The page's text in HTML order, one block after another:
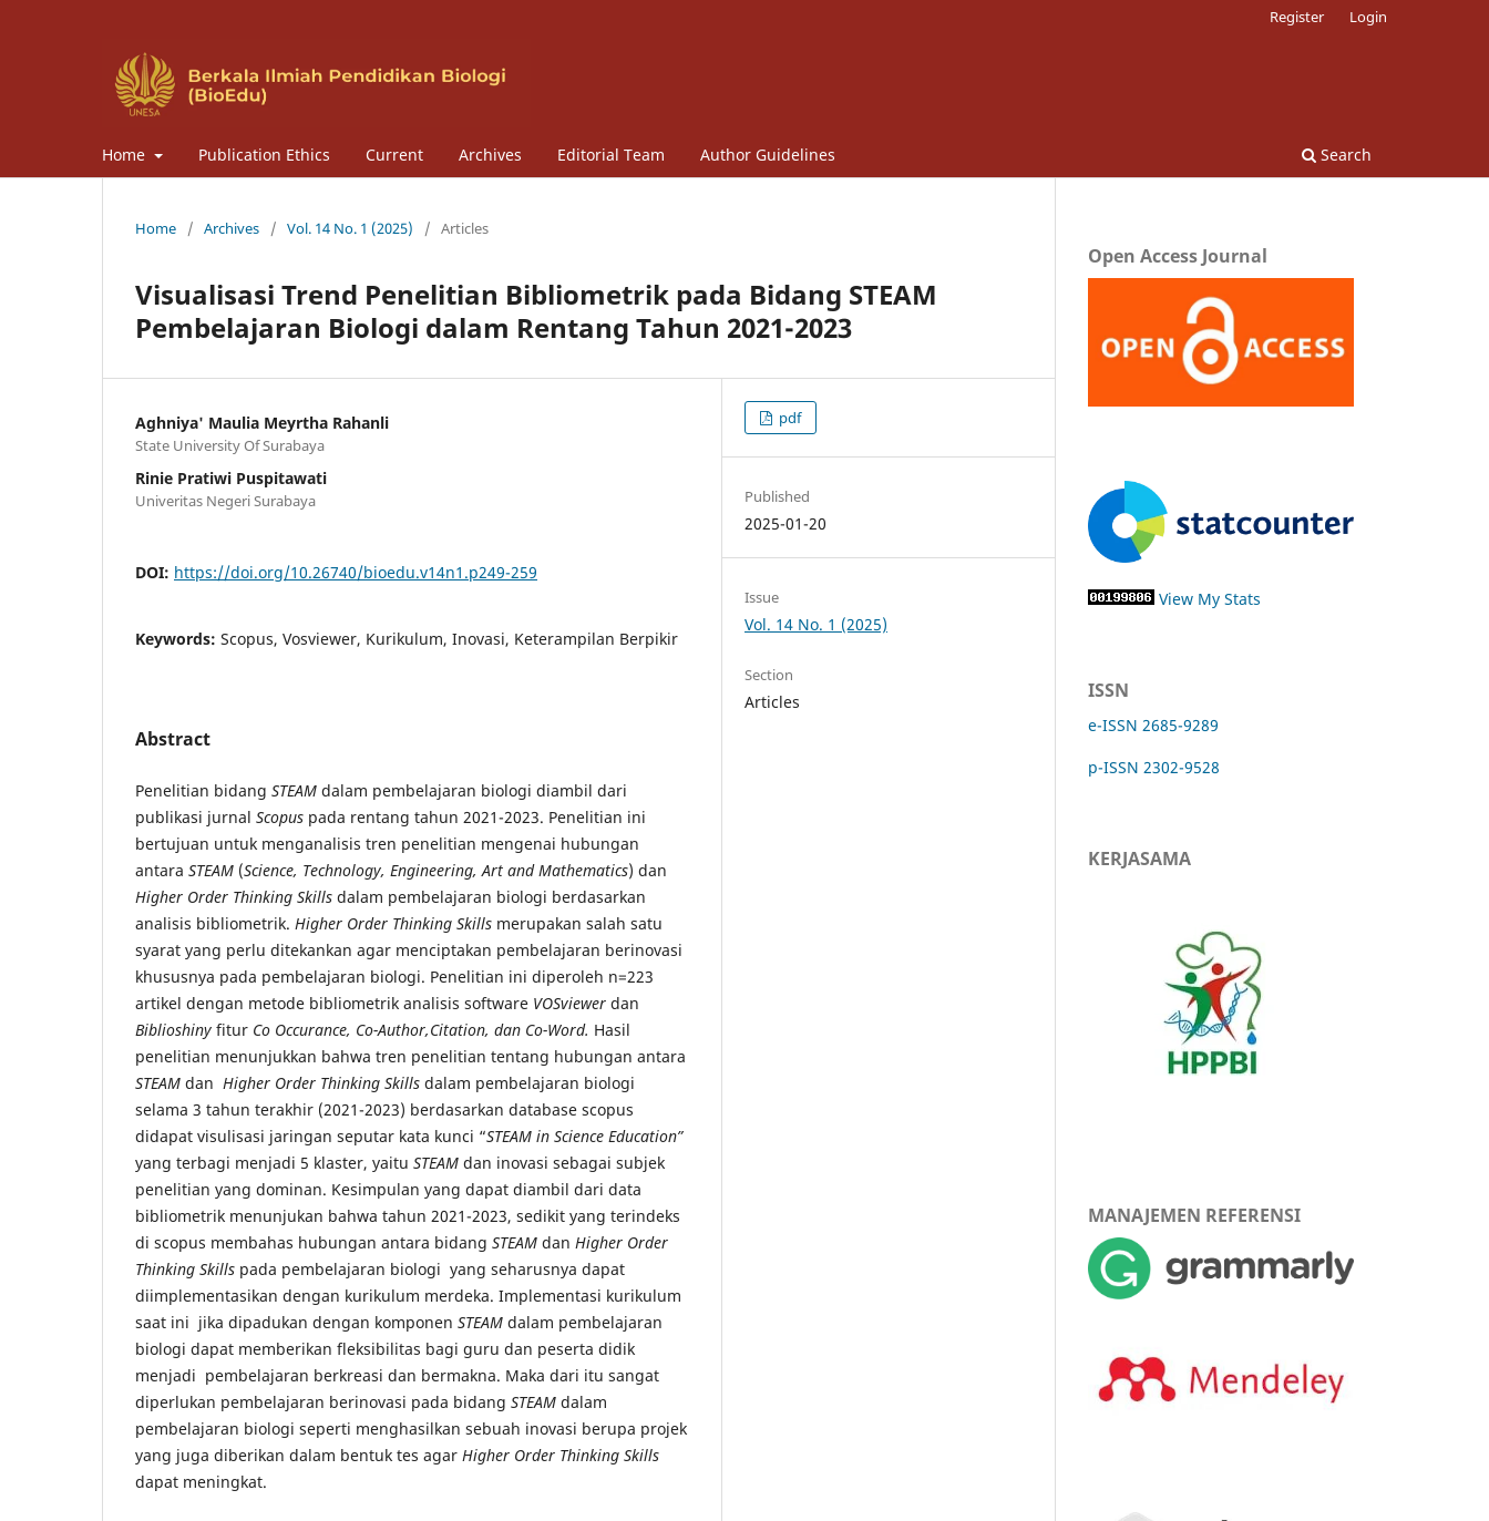
Home Publication Ethics Current Archives Editorial Team Author Guidelines Search
Register Login
Home / Archives / Vol. 14 No. 1 (2025) / Articles
Visualisasi Trend Penelitian Bibliometrik pada Bidang STEAM
Pembelajaran Biologi dalam Rentang Tahun 2021-2023
Aghniya' Maulia Meyrtha Rahanli
State University Of Surabaya
Rinie Pratiwi Puspitawati
Univeritas Negeri Surabaya
DOI: https://doi.org/10.26740/bioedu.v14n1.p249-259
Keywords: Scopus, Vosviewer, Kurikulum, Inovasi, Keterampilan Berpikir
Abstract
Penelitian bidang STEAM dalam pembelajaran biologi diambil dari
publikasi jurnal Scopus pada rentang tahun 2021-2023. Penelitian ini
bertujuan untuk menganalisis tren penelitian mengenai hubungan
antara STEAM (Science, Technology, Engineering, Art and Mathematics) dan
Higher Order Thinking Skills dalam pembelajaran biologi berdasarkan
analisis bibliometrik. Higher Order Thinking Skills merupakan salah satu
syarat yang perlu ditekankan agar menciptakan pembelajaran berinovasi
khususnya pada pembelajaran biologi. Penelitian ini diperoleh n=223
artikel dengan metode bibliometrik analisis software VOSviewer dan
Biblioshiny fitur Co Occurance, Co-Author,Citation, dan Co-Word. Hasil
penelitian menunjukkan bahwa tren penelitian tentang hubungan antara
STEAM dan Higher Order Thinking Skills dalam pembelajaran biologi
selama 3 tahun terakhir (2021-2023) berdasarkan database scopus
didapat visulisasi jaringan seputar kata kunci “STEAM in Science Education”
yang terbagi menjadi 5 klaster, yaitu STEAM dan inovasi sebagai subjek
penelitian yang dominan. Kesimpulan yang dapat diambil dari data
bibliometrik menunjukan bahwa tahun 2021-2023, sedikit yang terindeks
di scopus membahas hubungan antara bidang STEAM dan Higher Order
Thinking Skills pada pembelajaran biologi yang seharusnya dapat
diimplementasikan dengan kurikulum merdeka. Implementasi kurikulum
saat ini jika dipadukan dengan komponen STEAM dalam pembelajaran
biologi dapat memberikan fleksibilitas bagi guru dan peserta didik
menjadi pembelajaran berkreasi dan bermakna. Maka dari itu sangat
diperlukan pembelajaran berinovasi pada bidang STEAM dalam
pembelajaran biologi seperti menghasilkan sebuah inovasi berupa projek
yang juga diberikan dalam bentuk tes agar Higher Order Thinking Skills
dapat meningkat.
pdf
Published
2025-01-20
Issue
Vol. 14 No. 1 (2025)
Section
Articles
Open Access Journal
View My Stats
ISSN
e-ISSN 2685-9289
p-ISSN 2302-9528
KERJASAMA
MANAJEMEN REFERENSI